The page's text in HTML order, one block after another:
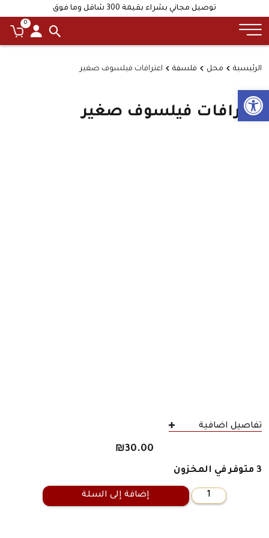
Open toolbar
توصيل مجاني بشراء بقيمة 300 شاقل وما فوق
0
الرئيسية محل فلسفة اعترافات فيلسوف صغير
اعترافات فيلسوف صغير
تفاصيل اضافية
₪30.00
3 متوفر في المخزون
كمية
إضافة إلى السلة